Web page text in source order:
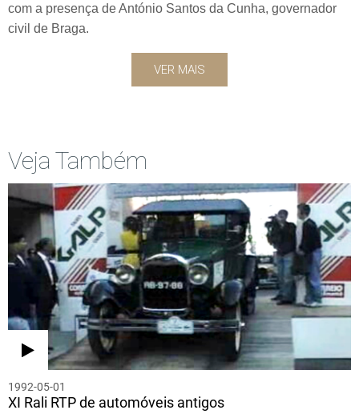
com a presença de António Santos da Cunha, governador
civil de Braga.
VER MAIS
Veja Também
1992-05-01
XI Rali RTP de automóveis antigos